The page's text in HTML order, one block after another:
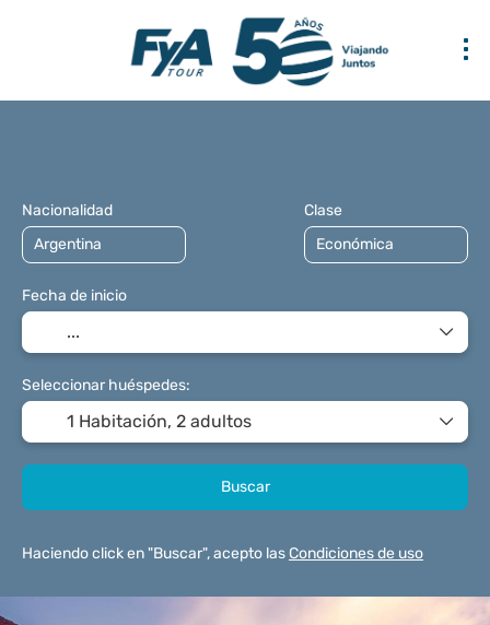
Nacionalidad Clase
Fecha de inicio
Seleccionar huéspedes:
1 Habitación, 2 adultos
Buscar
Haciendo click en "Buscar", acepto lasCondiciones de uso